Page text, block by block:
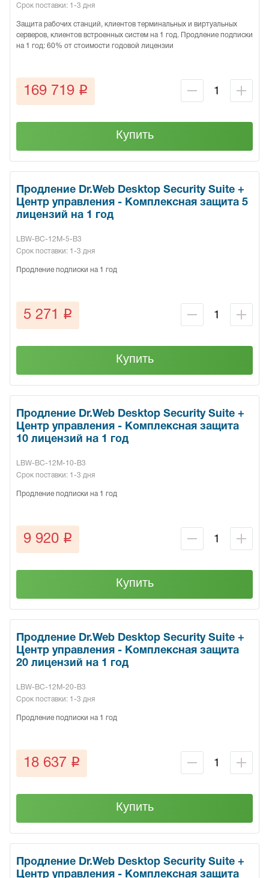
Срок поставки: 1-3 дня
Защита рабочих станций, клиентов терминальных и виртуальных
серверов, клиентов встроенных систем на 1 год. Продление подписки
на 1 год: 60% от стоимости годовой лицензии
169 719 q
Купить
Продление Dr.Web Desktop Security Suite +
Центр управления - Комплексная защита 5
лицензий на 1 год
LBW-BC-12M-5-B3
Срок поставки: 1-3 дня
Продление подписки на 1 год
5 271 q
Купить
Продление Dr.Web Desktop Security Suite +
Центр управления - Комплексная защита
10 лицензий на 1 год
LBW-BC-12M-10-B3
Срок поставки: 1-3 дня
Продление подписки на 1 год
9 920 q
Купить
Продление Dr.Web Desktop Security Suite +
Центр управления - Комплексная защита
20 лицензий на 1 год
LBW-BC-12M-20-B3
Срок поставки: 1-3 дня
Продление подписки на 1 год
18 637 q
Купить
Продление Dr.Web Desktop Security Suite +
Центр управления - Комплексная защита